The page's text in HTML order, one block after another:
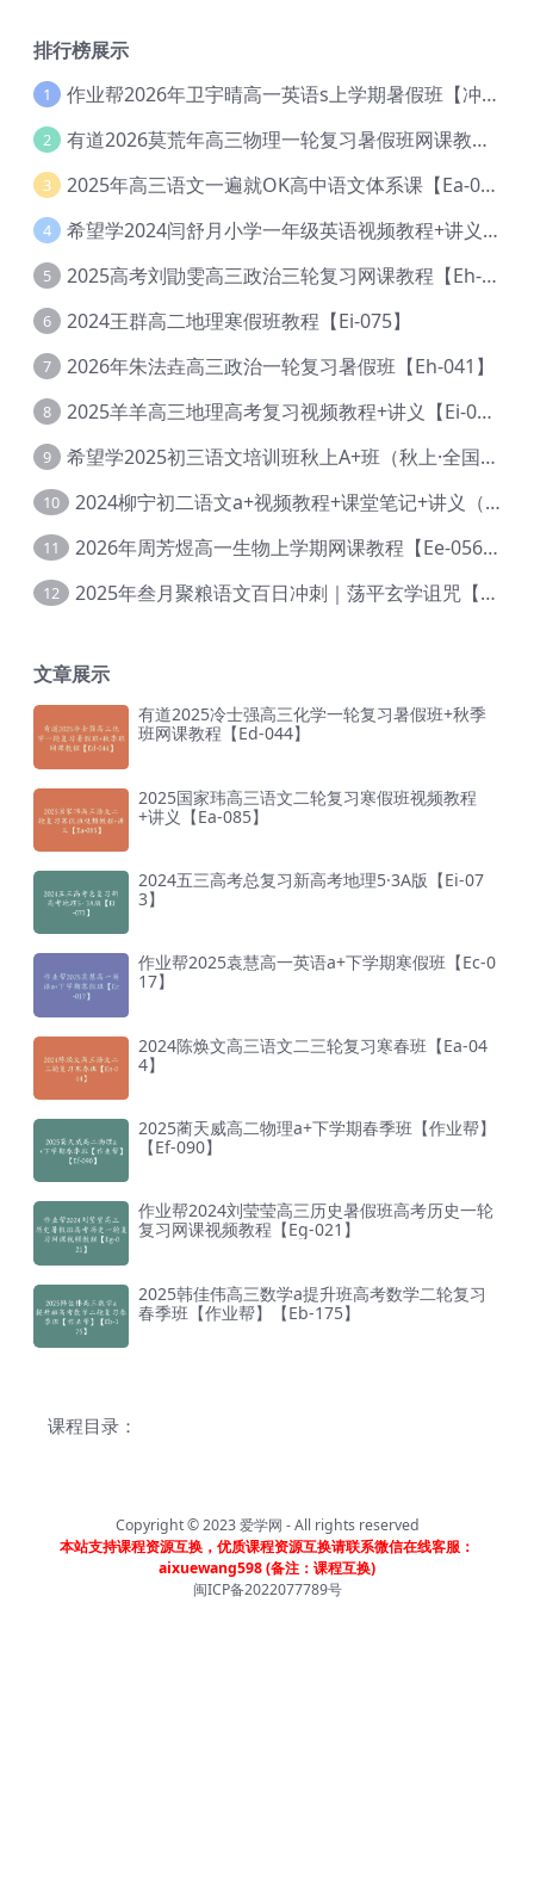
排行榜展示
1 作业帮2026年卫宇晴高一英语s上学期暑假班【冲顶班】【Ec-003】
2 有道2026莫荒年高三物理一轮复习暑假班网课教程【Ef-044】
3 2025年高三语文一遍就OK高中语文体系课【Ea-028】
4 希望学2024闫舒月小学一年级英语视频教程+讲义【Cc-004】
5 2025高考刘勖雯高三政治三轮复习网课教程【Eh-061】
6 2024王群高二地理寒假班教程【Ei-075】
7 2026年朱法垚高三政治一轮复习暑假班【Eh-041】
8 2025羊羊高三地理高考复习视频教程+讲义【Ei-051】
9 希望学2025初三语文培训班秋上A+班（秋上·全国版·A+）【Da-031】
10 2024柳宁初二语文a+视频教程+课堂笔记+讲义（暑假班+秋季班）【Da-003】
11 2026年周芳煜高一生物上学期网课教程【Ee-056】
12 2025年叁月聚粮语文百日冲刺｜荡平玄学诅咒【Ea-001】
文章展示
有道2025冷士强高三化学一轮复习暑假班+秋季
班网课教程【Ed-044】
2025国家玮高三语文二轮复习寒假班视频教程
+讲义【Ea-085】
2024五三高考总复习新高考地理5·3A版【Ei-07
3】
作业帮2025袁慧高一英语a+下学期寒假班【Ec-0
17】
2024陈焕文高三语文二三轮复习寒春班【Ea-04
4】
2025蔺天威高二物理a+下学期春季班【作业帮】
【Ef-090】
作业帮2024刘莹莹高三历史暑假班高考历史一轮
复习网课视频教程【Eg-021】
2025韩佳伟高三数学a提升班高考数学二轮复习
春季班【作业帮】【Eb-175】
课程目录：
Copyright © 2023爱学网 - All rights reserved
本站支持课程资源互换，优质课程资源互换请联系微信在线客服：
aixuewang598 (备注：课程互换)
闽ICP备2022077789号